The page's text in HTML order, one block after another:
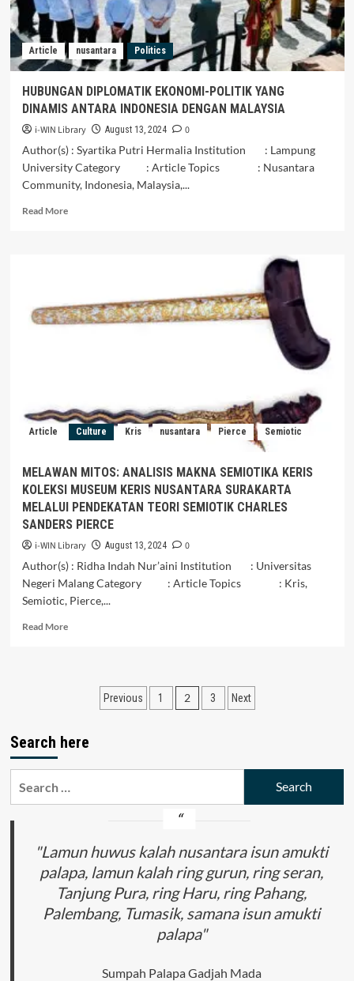
Serawai,
Bengkulu
Selatan
Article nusantara Politics
HUBUNGAN DIPLOMATIK EKONOMI-POLITIK YANG
DINAMIS ANTARA INDONESIA DENGAN MALAYSIA
i-WIN Library August 13, 2024
0
Author(s) : Syartika Putri Hermalia Institution : Lampung
University Category : Article Topics : Nusantara
Community, Indonesia, Malaysia,...
Read MoreRead
YANG
DINAMIS
Article Culture Kris nusantara Pierce Semiotic
MELAWAN MITOS: ANALISIS MAKNA SEMIOTIKA KERIS
KOLEKSI MUSEUM KERIS NUSANTARA SURAKARTA
MELALUI PENDEKATAN TEORI SEMIOTIK CHARLES
SANDERS PIERCE
i-WIN Library August 13, 2024
0
Author(s) : Ridha Indah Nur’aini Institution : Universitas
Negeri Malang Category : Article Topics : Kris,
Semiotic, Pierce,...
Read MoreRead
ANALISIS
MAKNA
KERIS
MUSEUM
KERIS
NUSANTARA
PENDEKATAN
TEORI
SEMIOTIK
CHARLES
SANDERS
Posts
Previous 1 2 3 Next
Search here
"Lamun huwus kalah nusantara isun amukti
palapa, lamun kalah ring gurun, ring seran,
Tanjung Pura, ring Haru, ring Pahang,
Palembang, Tumasik, samana isun amukti
palapa"
Sumpah Palapa Gadjah Mada